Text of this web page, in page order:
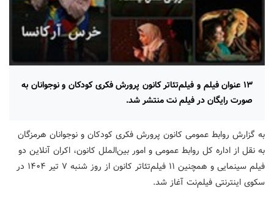
۱۳ عنوان فیلم و فیلم‌تئاتر کانون پرورش فکری کودکان و نوجوانان به
صورت رایگان در فیلم نت منتشر شد.
به گزارش روابط عمومی کانون پرورش فکری کودکان و نوجوانان هرمزگان
به نقل از اداره کل روابط عمومی و امور بین‌الملل کانون، اکران آنلاین دو
فیلم سینمایی و همچنین ۱۱ فیلم‌تئاتر کانون از روز شنبه ۷ تیر ۱۴۰۴ در
سکوی اینترنتی فیلم‌نت آغاز شد.